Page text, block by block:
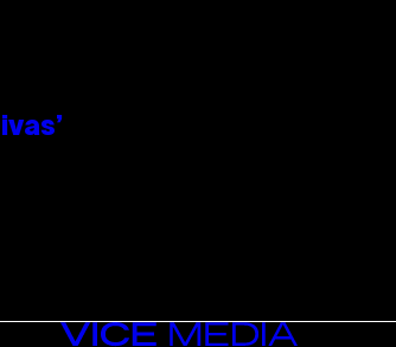
VICE